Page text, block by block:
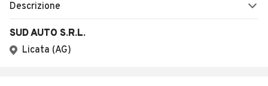
Descrizione
SUD AUTO S.R.L.
Licata (AG)